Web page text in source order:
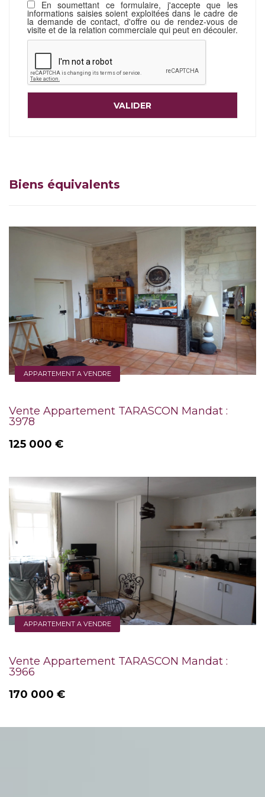
En soumettant ce formulaire, j'accepte que les
informations saisies soient exploitées dans le cadre de
la demande de contact, d'offre ou de rendez-vous de
visite et de la relation commerciale qui peut en découler.
Biens équivalents
APPARTEMENT A VENDRE
Vente Appartement TARASCON Mandat :
3978
125 000 €
APPARTEMENT A VENDRE
Vente Appartement TARASCON Mandat :
3966
170 000 €